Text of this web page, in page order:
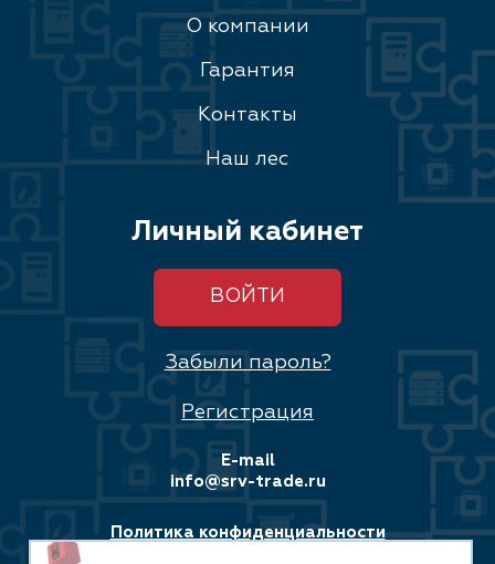
О компании
Гарантия
Контакты
Наш лес
Личный кабинет
ВОЙТИ
Забыли пароль?
Регистрация
E-mail
info@srv-trade.ru
Политика конфиденциальности